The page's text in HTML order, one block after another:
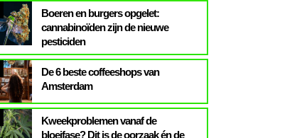
Boeren en burgers opgelet:
cannabinoïden zijn de nieuwe
pesticiden
De 6 beste coffeeshops van
Amsterdam
Kweekproblemen vanaf de
bloeifase? Dit is de oorzaak én de